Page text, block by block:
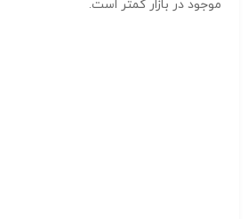
موجود در بازار کمتر است.